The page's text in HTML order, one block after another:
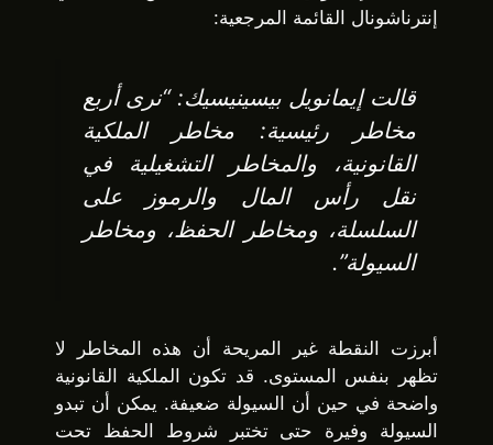
إنترناشونال القائمة المرجعية:
قالت إيمانويل بيسينيسيك: “نرى أربع
مخاطر رئيسية: مخاطر الملكية
القانونية، والمخاطر التشغيلية في
نقل رأس المال والرموز على
السلسلة، ومخاطر الحفظ، ومخاطر
السيولة”.
أبرزت النقطة غير المريحة أن هذه المخاطر لا
تظهر بنفس المستوى. قد تكون الملكية القانونية
واضحة في حين أن السيولة ضعيفة. يمكن أن تبدو
السيولة وفيرة حتى تختبر شروط الحفظ تحت